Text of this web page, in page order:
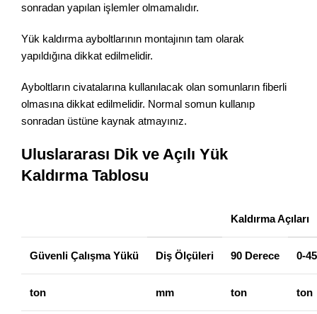
sonradan yapılan işlemler olmamalıdır.
Yük kaldırma ayboltlarının montajının tam olarak
yapıldığına dikkat edilmelidir.
Ayboltların civatalarına kullanılacak olan somunların fiberli
olmasına dikkat edilmelidir. Normal somun kullanıp
sonradan üstüne kaynak atmayınız.
Uluslararası Dik ve Açılı Yük
Kaldırma Tablosu
Kaldırma Açıları
Güvenli Çalışma Yükü Diş Ölçüleri 90 Derece 0-
ton mm ton ton